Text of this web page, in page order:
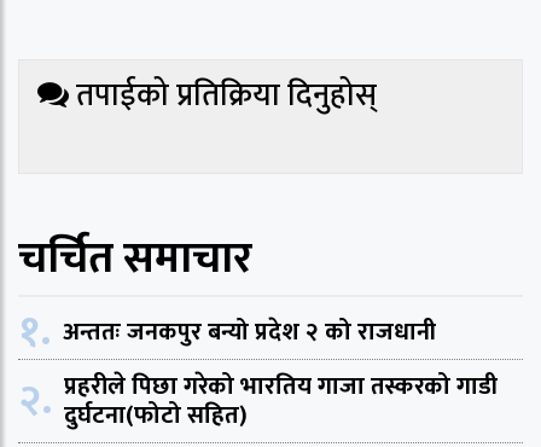
तपाईको प्रतिक्रिया दिनुहोस्
चर्चित समाचार
१. अन्ततः जनकपुर बन्यो प्रदेश २ को राजधानी
२. प्रहरीले पिछा गरेको भारतिय गाजा तस्करको गाडी
दुर्घटना(फोटो सहित)